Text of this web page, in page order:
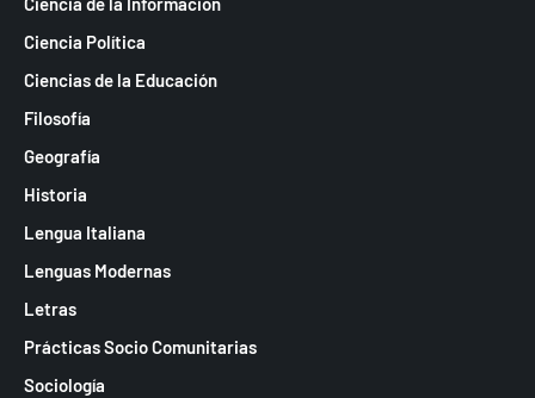
Ciencia Política
Ciencias de la Educación
Filosofía
Geografía
Historia
Lengua Italiana
Lenguas Modernas
Letras
Prácticas Socio Comunitarias
Sociología